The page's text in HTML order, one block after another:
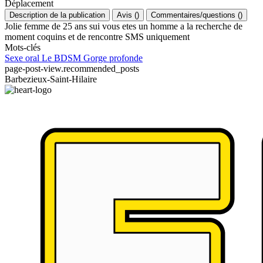
Déplacement
Description de la publication Avis () Commentaires/questions ()
Jolie femme de 25 ans sui vous etes un homme a la recherche de
moment coquins et de rencontre SMS uniquement
Mots-clés
Sexe oral Le BDSM Gorge profonde
page-post-view.recommended_posts
Barbezieux-Saint-Hilaire